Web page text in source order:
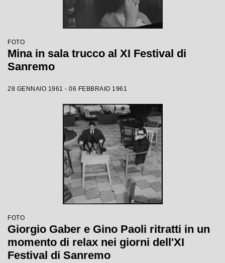
FOTO
Mina in sala trucco al XI Festival di
Sanremo
28 GENNAIO 1961 - 06 FEBBRAIO 1961
FOTO
Giorgio Gaber e Gino Paoli ritratti in un
momento di relax nei giorni dell'XI
Festival di Sanremo